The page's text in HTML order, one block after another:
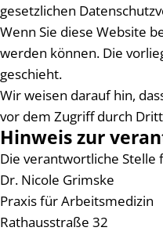
gesetzlichen
Wenn Sie diese Website
werden können. Die
geschieht.
Wir weisen darauf hin,
vor dem Zugriff durch
Hinweis zur
Die verantwortliche
Dr. Nicole Grimske
Praxis für Arbeitsmedizin
Rathausstraße 32